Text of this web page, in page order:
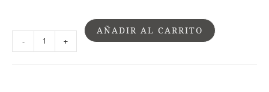
- +
AÑADIR AL CARRITO